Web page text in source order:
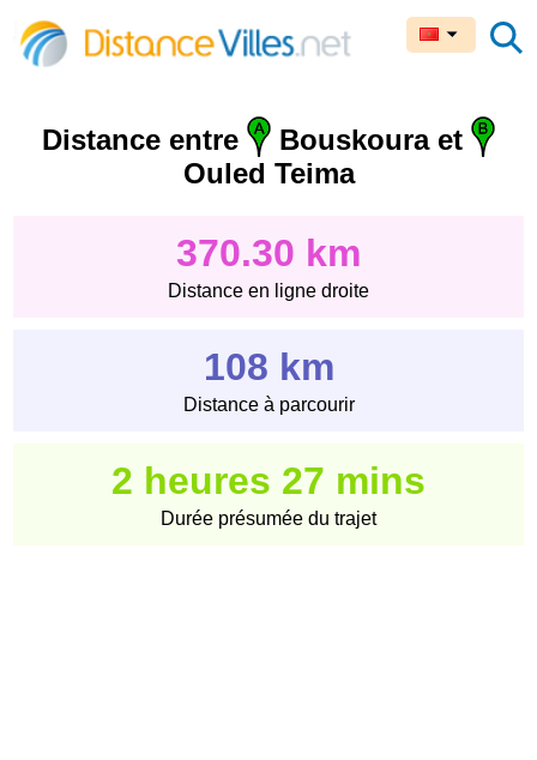
Distance entre
Bouskoura et
Ouled Teima
370.30 km
Distance en ligne droite
108 km
Distance à parcourir
2 heures 27 mins
Durée présumée du trajet